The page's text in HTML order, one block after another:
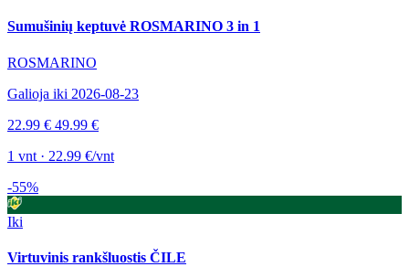
Sumušinių keptuvė ROSMARINO 3 in 1
ROSMARINO
Galioja iki 2026-08-23
22.99 € 49.99 €
1 vnt · 22.99 €/vnt
-55%
Iki
Virtuvinis rankšluostis ČILE